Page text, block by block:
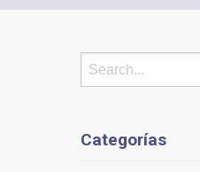
Categorías